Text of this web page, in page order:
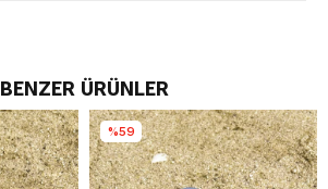
BENZER ÜRÜNLER
%59